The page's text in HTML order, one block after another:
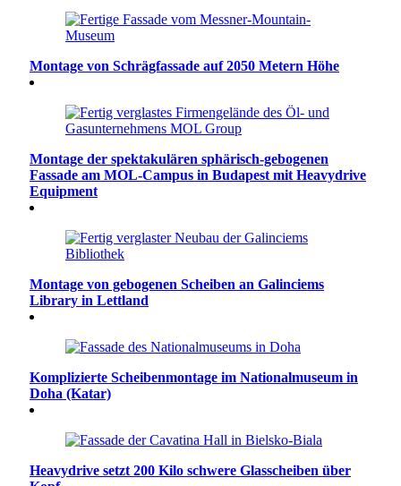
Montage von Schrägfassade auf 2050 Metern Höhe
Montage der spektakulären sphärisch-gebogenen
Fassade am MOL-Campus in Budapest mit Heavydrive
Equipment
Montage von gebogenen Scheiben an Galinciems
Library in Lettland
Komplizierte Scheibenmontage im Nationalmuseum in
Doha (Katar)
Heavydrive setzt 200 Kilo schwere Glasscheiben über